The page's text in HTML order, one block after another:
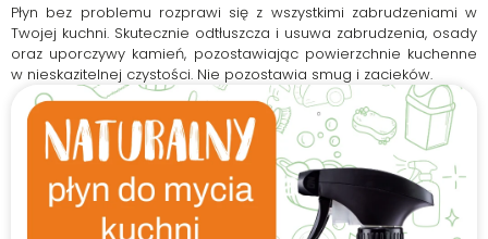
Płyn bez problemu rozprawi się z wszystkimi zabrudzeniami w
Twojej kuchni. Skutecznie odtłuszcza i usuwa zabrudzenia, osady
oraz uporczywy kamień, pozostawiając powierzchnie kuchenne
w nieskazitelnej czystości. Nie pozostawia smug i zacieków.